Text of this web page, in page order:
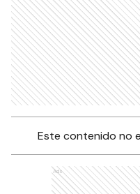
Este contenido no
Ads